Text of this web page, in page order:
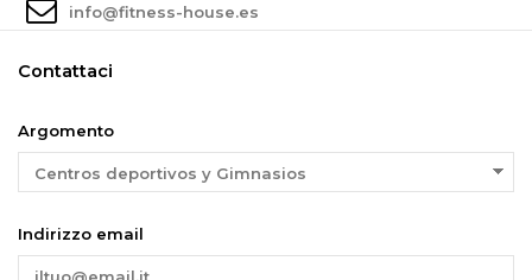
info@fitness-house.es
Contattaci
Argomento
Indirizzo email